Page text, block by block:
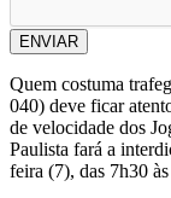
ENVIAR
Quem costuma
040) deve ficar
de velocidade dos
Paulista fará a
feira (7), das 7h30